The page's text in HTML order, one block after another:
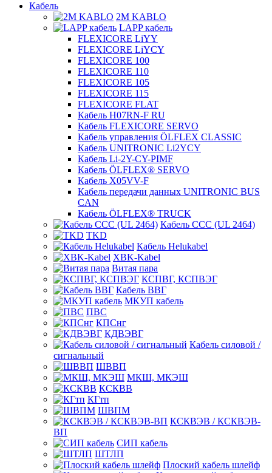
Кабель
2M KABLO
LAPP кабель
FLEXICORE LiYY
FLEXICORE LiYCY
FLEXICORE 100
FLEXICORE 110
FLEXICORE 105
FLEXICORE 115
FLEXICORE FLAT
Кабель H07RN-F RU
Кабель FLEXICORE SERVO
Кабель управления ÖLFLEX CLASSIC
Кабель UNITRONIC Li2YCY
Кабель Li-2Y-CY-PIMF
Кабель ÖLFLEX® SERVO
Кабель X05VV-F
Кабель передачи данных UNITRONIC BUS
CAN
Кабель ÖLFLEX® TRUCK
Кабель CCC (UL 2464)
TKD
Кабель Helukabel
XBK-Kabel
Витая пара
КСПВГ, КСПВЭГ
Кабель ВВГ
МКУП кабель
ПВС
КПСнг
КДВЭВГ
Кабель силовой /
сигнальный
ШВВП
МКШ, МКЭШ
КСКВВ
КГтп
ШВПМ
КСКВЭВ / КСКВЭВ-
ВП
СИП кабель
ШТЛП
Плоский кабель шлейф